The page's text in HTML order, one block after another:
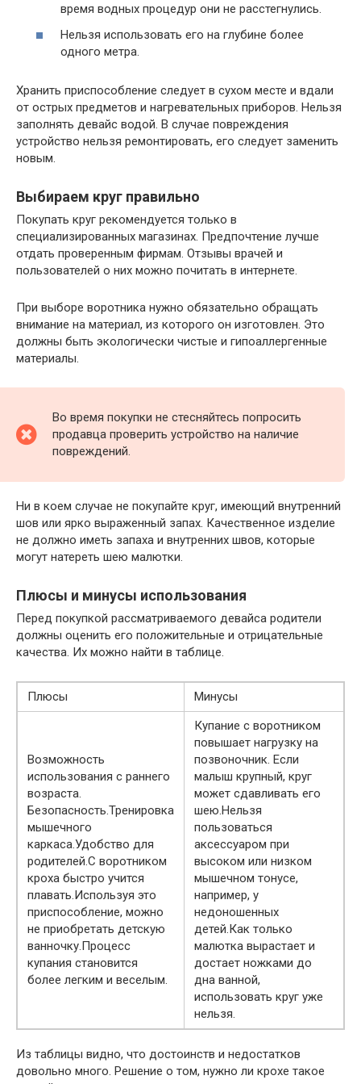
время водных процедур они не расстегнулись.
Нельзя использовать его на глубине более
одного метра.
Хранить приспособление следует в сухом месте и вдали
от острых предметов и нагревательных приборов. Нельзя
заполнять девайс водой. В случае повреждения
устройство нельзя ремонтировать, его следует заменить
новым.
Выбираем круг правильно
Покупать круг рекомендуется только в
специализированных магазинах. Предпочтение лучше
отдать проверенным фирмам. Отзывы врачей и
пользователей о них можно почитать в интернете.
При выборе воротника нужно обязательно обращать
внимание на материал, из которого он изготовлен. Это
должны быть экологически чистые и гипоаллергенные
материалы.
Во время покупки не стесняйтесь попросить
продавца проверить устройство на наличие
повреждений.
Ни в коем случае не покупайте круг, имеющий внутренний
шов или ярко выраженный запах. Качественное изделие
не должно иметь запаха и внутренних швов, которые
могут натереть шею малютки.
Плюсы и минусы использования
Перед покупкой рассматриваемого девайса родители
должны оценить его положительные и отрицательные
качества. Их можно найти в таблице.
Плюсы Минусы
Возможность
использования с раннего
возраста.
Безопасность.Тренировка
мышечного
каркаса.Удобство для
родителей.С воротником
кроха быстро учится
плавать.Используя это
приспособление, можно
не приобретать детскую
ванночку.Процесс
купания становится
более легким и веселым.
Купание с воротником
повышает нагрузку на
позвоночник. Если
малыш крупный, круг
может сдавливать его
шею.Нельзя
пользоваться
аксессуаром при
высоком или низком
мышечном тонусе,
например, у
недоношенных
детей.Как только
малютка вырастает и
достает ножками до
дна ванной,
использовать круг уже
нельзя.
Из таблицы видно, что достоинств и недостатков
довольно много. Решение о том, нужно ли крохе такое